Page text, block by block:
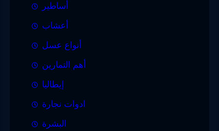
أساطير
أعشاب
أنواع عسل
أهم التمارين
إيطاليا
ادوات نجارة
البشرة